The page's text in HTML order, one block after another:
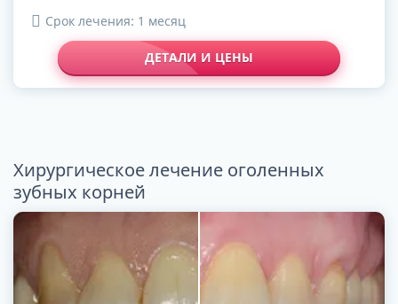
Срок лечения: 1 месяц
ДЕТАЛИ И ЦЕНЫ
Хирургическое лечение оголенных
зубных корней